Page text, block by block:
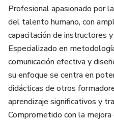
Profesional apasionado por
del talento humano, con
capacitación de instructores
Especializado en
comunicación efectiva y
su enfoque se centra en
didácticas de otros
aprendizaje significativos y
Comprometido con la